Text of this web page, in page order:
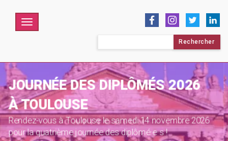
Menu
COUPURE ESTIVALE 2026
Rendez-vous en septembre 2026 pour la reprise des
activités, bel été à toutes et tous !